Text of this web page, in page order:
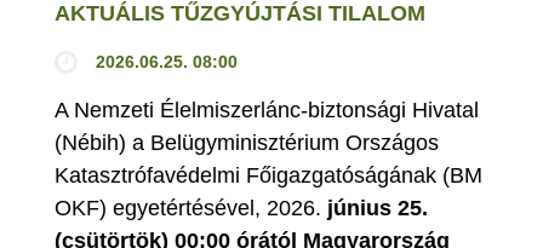
AKTUÁLIS TŰZGYÚJTÁSI TILALOM
2026.06.25. 08:00
A Nemzeti Élelmiszerlánc-biztonsági Hivatal
(Nébih) a Belügyminisztérium Országos
Katasztrófavédelmi Főigazgatóságának (BM
OKF) egyetértésével, 2026. június 25.
(csütörtök) 00:00 órától Magyarország